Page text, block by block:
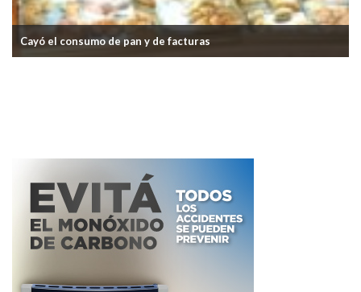
Cayó el consumo de pan y de facturas